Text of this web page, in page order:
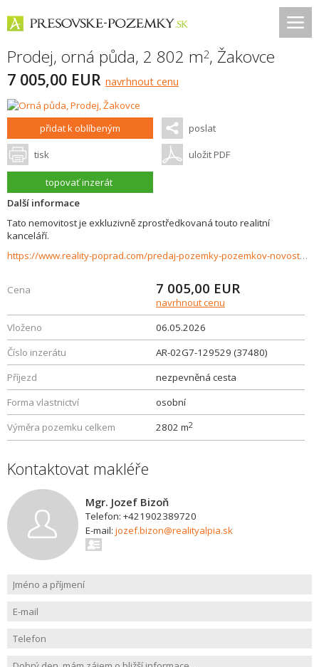
Prodej, orná půda, 2 802 m2, Žakovce
7 005,00 EUR navrhnout cenu
přidat k oblíbeným poslat
tisk uložit PDF
topovať inzerát
Další informace
Tato nemovitost je exkluzivně zprostředkovaná touto realitní
kanceláří.
https://www.reality-poprad.com/predaj-pozemky-pozemkov-novostavby/Orna-poda-na-predaj-Zakovce-37480/?utm_source=areality&utm_medium=xml&utm_term=37480&utm_content=chalupa&utm_campaign=portaly
Cena 7 005,00 EUR
navrhnout cenu
Vloženo
06.05.2026
Číslo inzerátu
AR-02G7-129529 (37480)
Příjezd
nezpevněná cesta
Forma vlastnictví
osobní
Výměra pozemku celkem
2802 m2
Kontaktovat makléře
Mgr. Jozef Bizoň
Telefon: +421902389720
E-mail: jozef.bizon@realityalpia.sk